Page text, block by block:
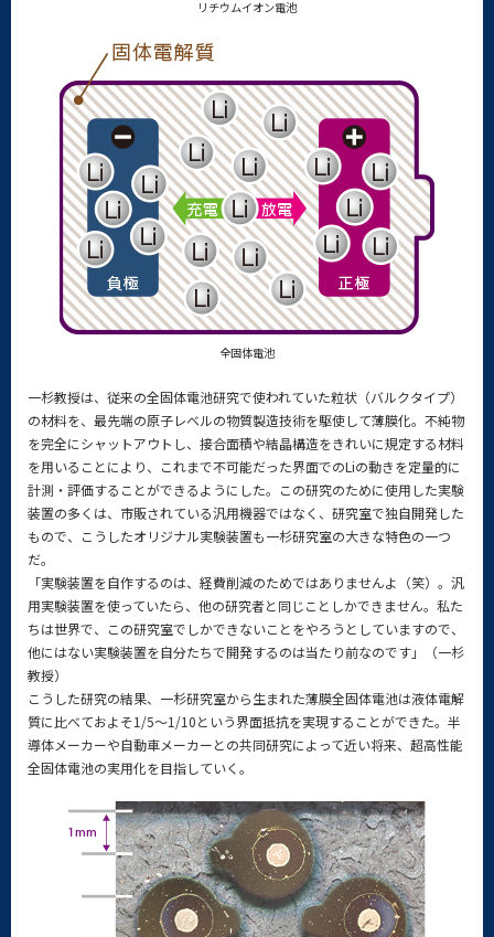
リチウムイオン電池
全固体電池
一杉教授は、従来の全固体電池研究で使われていた粒状（バルクタイプ）
の材料を、最先端の原子レベルの物質製造技術を駆使して薄膜化。不純物
を完全にシャットアウトし、接合面積や結晶構造をきれいに規定する材料
を用いることにより、これまで不可能だった界面でのLiの動きを定量的に
計測・評価することができるようにした。この研究のために使用した実験
装置の多くは、市販されている汎用機器ではなく、研究室で独自開発した
もので、こうしたオリジナル実験装置も一杉研究室の大きな特色の一つ
だ。
「実験装置を自作するのは、経費削減のためではありませんよ（笑）。汎
用実験装置を使っていたら、他の研究者と同じことしかできません。私た
ちは世界で、この研究室でしかできないことをやろうとしていますので、
他にはない実験装置を自分たちで開発するのは当たり前なのです」（一杉
教授）
こうした研究の結果、一杉研究室から生まれた薄膜全固体電池は液体電解
質に比べておよそ1/5～1/10という界面抵抗を実現することができた。半
導体メーカーや自動車メーカーとの共同研究によって近い将来、超高性能
全固体電池の実用化を目指していく。